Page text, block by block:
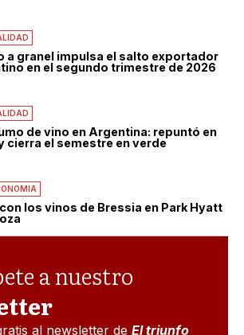
a granel impulsa el salto exportador
en el segundo trimestre de 2026
de vino en Argentina: repuntó en
cierra el semestre en verde
los vinos de Bressia en Park Hyatt
a nuestro
al newsletter de El triunfo